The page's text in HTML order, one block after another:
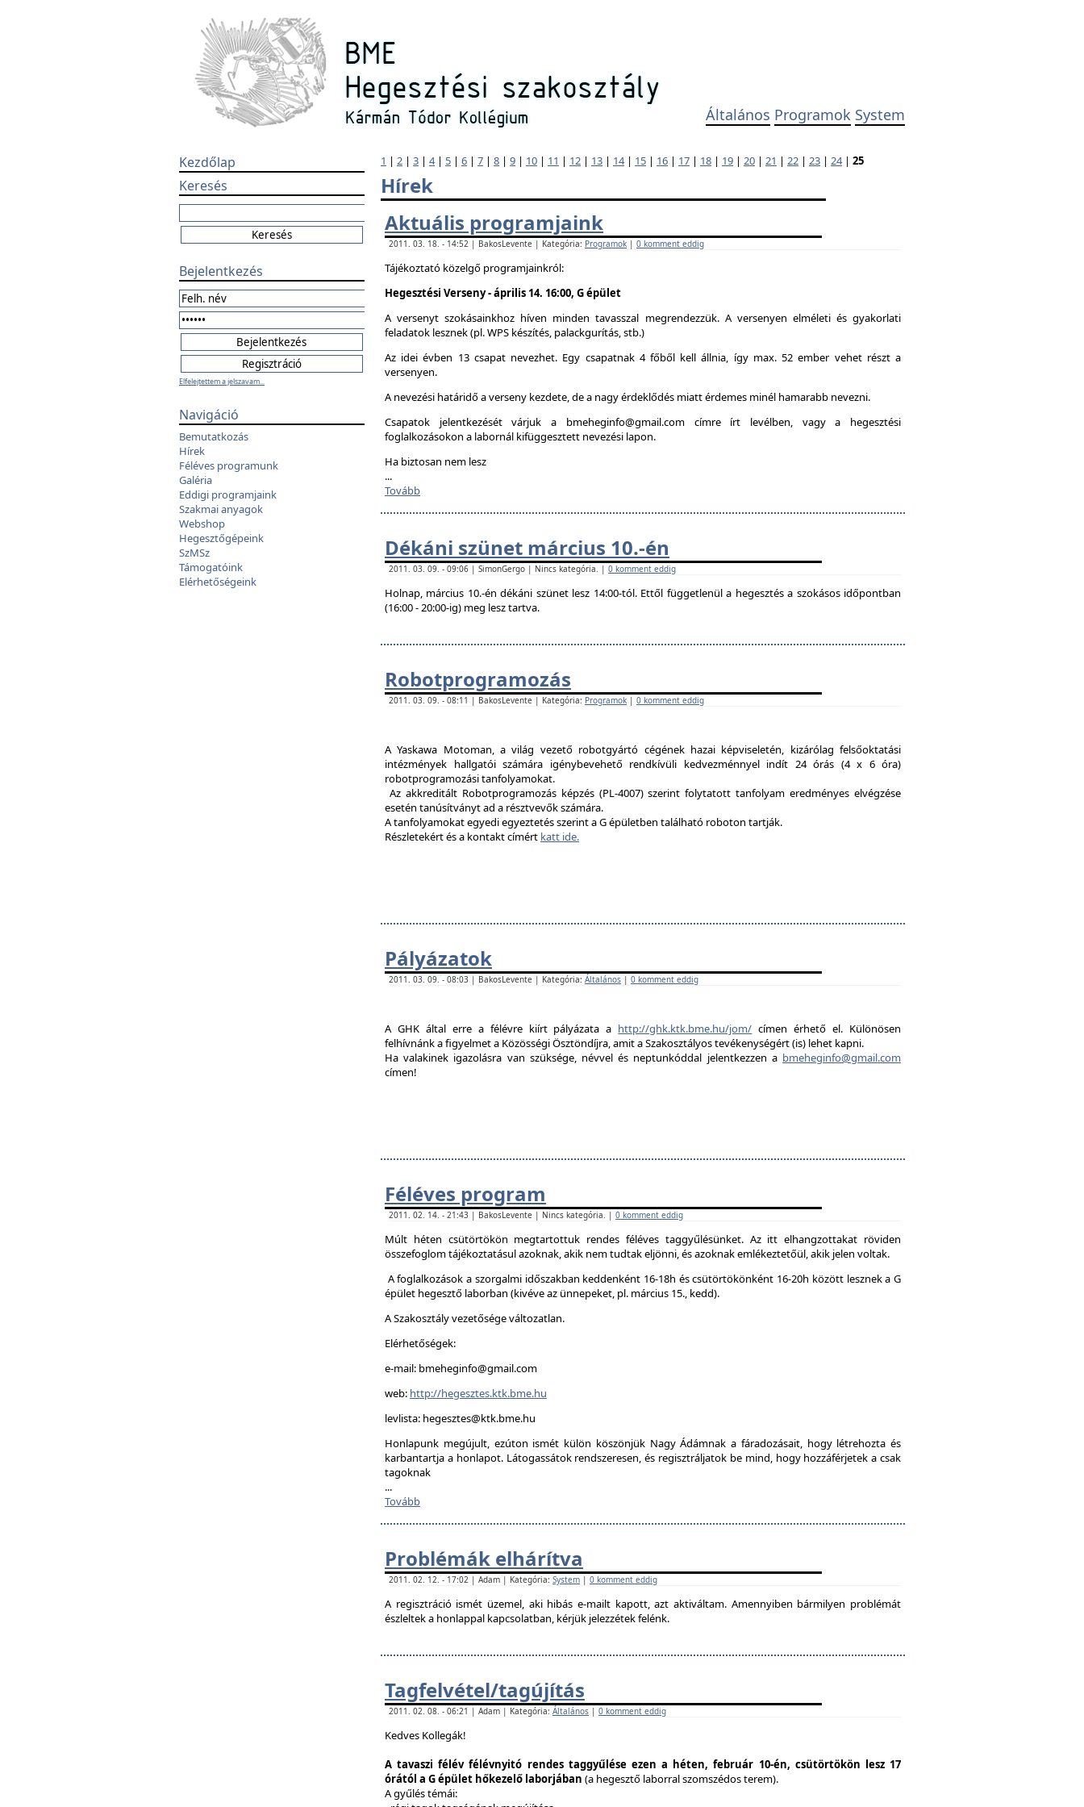
Általános Programok System
Kezdőlap
Keresés
Bejelentkezés
Elfelejtettem a jelszavam...
Navigáció
Bemutatkozás
Hírek
Féléves programunk
Galéria
Eddigi programjaink
Szakmai anyagok
Webshop
Hegesztőgépeink
SzMSz
Támogatóink
Elérhetőségeink
1 | 2 | 3 | 4| 5 | 6 | 7 | 8 | 9 | 10 | 11 | 12 | 13 | 14| 15 | 16 | 17 | 18 | 19 | 20 | 21 | 22 | 23 | 24| 25
Hírek
Aktuális programjaink
2011. 03. 18. - 14:52 | BakosLevente | Kategória: Programok | 0 komment eddig
Tájékoztató közelgő programjainkról:
Hegesztési Verseny - április 14. 16:00, G épület
A versenyt szokásainkhoz híven minden tavasszal megrendezzük. A versenyen elméleti és gyakorlati
feladatok lesznek (pl. WPS készítés, palackgurítás, stb.)
Az idei évben 13 csapat nevezhet. Egy csapatnak 4 főből kell állnia, így max. 52 ember vehet részt a
versenyen.
A nevezési határidő a verseny kezdete, de a nagy érdeklődés miatt érdemes minél hamarabb nevezni.
Csapatok jelentkezését várjuk a bmeheginfo@gmail.com címre írt levélben, vagy a hegesztési
foglalkozásokon a labornál kifüggesztett nevezési lapon.
Ha biztosan nem lesz
...
Tovább
Dékáni szünet március 10.-én
2011. 03. 09. - 09:06 | SimonGergo | Nincs kategória. | 0 komment eddig
Holnap, március 10.-én dékáni szünet lesz 14:00-tól. Ettől függetlenül a hegesztés a szokásos időpontban
(16:00 - 20:00-ig) meg lesz tartva.
Robotprogramozás
2011. 03. 09. - 08:11 | BakosLevente | Kategória: Programok | 0 komment eddig
A Yaskawa Motoman, a világ vezető robotgyártó cégének hazai képviseletén, kizárólag felsőoktatási
intézmények hallgatói számára igénybevehető rendkívüli kedvezménnyel indít 24 órás (4 x 6 óra)
robotprogramozási tanfolyamokat.
Az akkreditált Robotprogramozás képzés (PL-4007) szerint folytatott tanfolyam eredményes elvégzése
esetén tanúsítványt ad a résztvevők számára.
A tanfolyamokat egyedi egyeztetés szerint a G épületben található roboton tartják.
Részletekért és a kontakt címért katt ide.
Pályázatok
2011. 03. 09. - 08:03 | BakosLevente | Kategória: Általános | 0 komment eddig
A GHK által erre a félévre kiírt pályázata a http://ghk.ktk.bme.hu/jom/ címen érhető el. Különösen
felhívnánk a figyelmet a Közösségi Ösztöndíjra, amit a Szakosztályos tevékenységért (is) lehet kapni.
Ha valakinek igazolásra van szüksége, névvel és neptunkóddal jelentkezzen a bmeheginfo@gmail.com
címen!
Féléves program
2011. 02. 14. - 21:43 | BakosLevente | Nincs kategória. | 0 komment eddig
Múlt héten csütörtökön megtartottuk rendes féléves taggyűlésünket. Az itt elhangzottakat röviden
összefoglom tájékoztatásul azoknak, akik nem tudtak eljönni, és azoknak emlékeztetőül, akik jelen voltak.
A foglalkozások a szorgalmi időszakban keddenként 16-18h és csütörtökönként 16-20h között lesznek a G
épület hegesztő laborban (kivéve az ünnepeket, pl. március 15., kedd).
A Szakosztály vezetősége változatlan.
Elérhetőségek:
e-mail: bmeheginfo@gmail.com
web: http://hegesztes.ktk.bme.hu
levlista: hegesztes@ktk.bme.hu
Honlapunk megújult, ezúton ismét külön köszönjük Nagy Ádámnak a fáradozásait, hogy létrehozta és
karbantartja a honlapot. Látogassátok rendszeresen, és regisztráljatok be mind, hogy hozzáférjetek a csak
tagoknak
...
Tovább
Problémák elhárítva
2011. 02. 12. - 17:02 | Adam | Kategória: System | 0 komment eddig
A regisztráció ismét üzemel, aki hibás e-mailt kapott, azt aktiváltam. Amennyiben bármilyen problémát
észleltek a honlappal kapcsolatban, kérjük jelezzétek felénk.
Tagfelvétel/tagújítás
2011. 02. 08. - 06:21 | Adam | Kategória: Általános | 0 komment eddig
Kedves Kollegák!
A tavaszi félév félévnyitó rendes taggyűlése ezen a héten, február 10-én, csütörtökön lesz 17
órától a G épület hőkezelő laborjában (a hegesztő laborral szomszédos terem).
A gyűlés témái: